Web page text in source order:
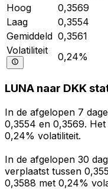
Hoog
0,3569
Laag
0,3554
Gemiddeld 0,3561
Volatiliteit
0,24%
LUNA naar DKK
In de afgelopen 7
0,3554 en 0,3569. Het
0,24% volatiliteit.
In de afgelopen 30
verplaatst tussen
0,3588 met 0,24%